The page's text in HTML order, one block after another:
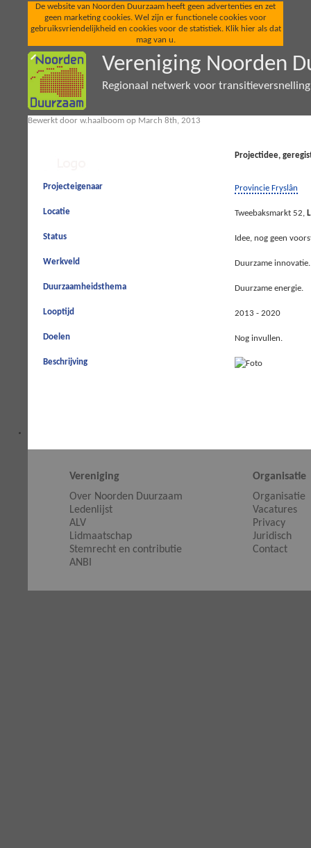
De website van Noorden Duurzaam heeft geen advertenties en zet
geen marketing cookies. Wel zijn er functionele cookies voor
gebruiksvriendelijkheid en cookies voor de statistiek. Klik hier als dat
mag van u.
Vereniging Noorden
Regionaal netwerk voor
Bewerkt door w.haalboom op March 8th, 2013
Projectidee,
Projecteigenaar Provincie Fryslân
Locatie Tweebaksmarkt 52,
Status Idee, nog geen
Werkveld Duurzame innovatie.
Duurzaamheidsthema Duurzame energie.
Looptijd 2013 - 2020
Doelen Nog invullen.
Beschrijving
Vereniging
Over Noorden Duurzaam
Ledenlijst
ALV
Lidmaatschap
Stemrecht en contributie
ANBI
Organisatie
Organisatie
Vacatures
Privacy
Juridisch
Contact